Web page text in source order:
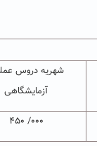
شهریه دروس
آزمایشگاهی
۰۰۰/ ۴۵۰